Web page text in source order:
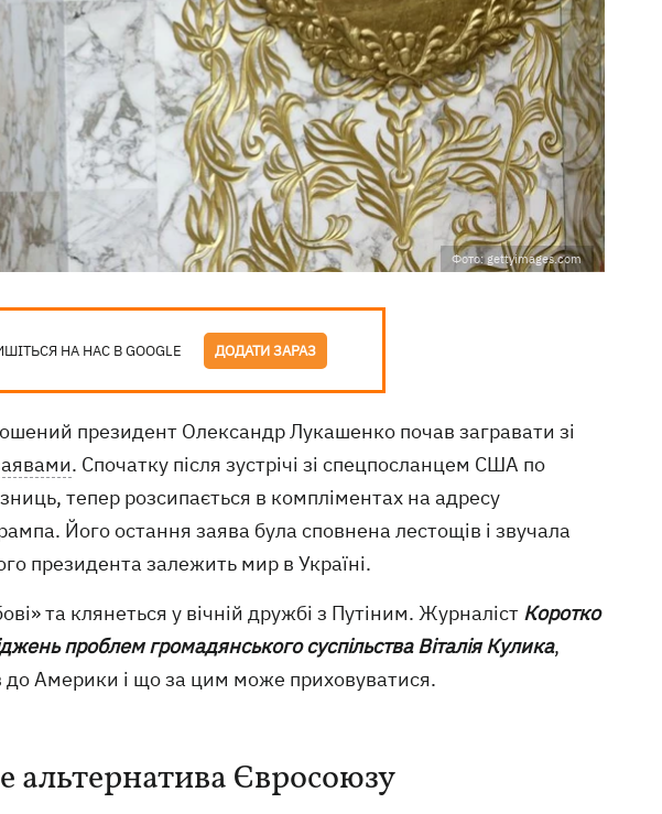
Фото: gettyimages.com
НА НАС В GOOGLE ДОДАТИ ЗАРАЗ
президент Олександр Лукашенко почав загравати зі
. Спочатку після зустрічі зі спецпосланцем США по
тепер розсипається в компліментах на адресу
Його остання заява була сповнена лестощів і звучала
президента залежить мир в Україні.
та клянеться у вічній дружбі з Путіним. Журналіст Коротко
проблем громадянського суспільства Віталія Кулика,
Америки і що за цим може приховуватися.
Євросоюзу